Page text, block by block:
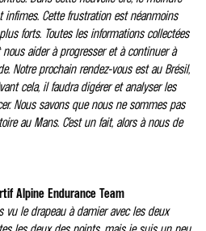
Cette frustration est néanmoins
forts. Toutes les informations collectées
aider à progresser et à continuer à
Notre prochain rendez-vous est au Brésil,
cela, il faudra digérer et analyser les
Nous savons que nous ne sommes pas
au Mans. C’est un fait, alors à nous de
Alpine Endurance Team
le drapeau à damier avec les deux